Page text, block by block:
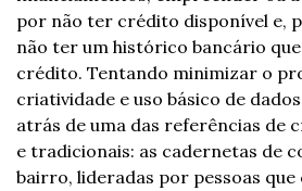
por não ter crédito disponível e,
não ter um histórico bancário
crédito. Tentando minimizar o
criatividade e uso básico de
atrás de uma das referências de
e tradicionais: as cadernetas de
bairro, lideradas por pessoas que